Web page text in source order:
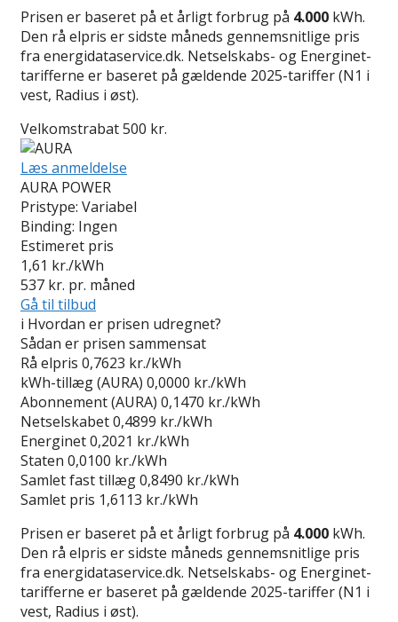
Prisen er baseret på et årligt forbrug på 4.000 kWh.
Den rå elpris er sidste måneds gennemsnitlige pris
fra energidataservice.dk. Netselskabs- og Energinet-
tarifferne er baseret på gældende 2025-tariffer (N1 i
vest, Radius i øst).
Velkomstrabat 500 kr.
Læs anmeldelse
AURA POWER
Pristype: Variabel
Binding: Ingen
Estimeret pris
1,61 kr./kWh
537 kr. pr. måned
Gå til tilbud
i Hvordan er prisen udregnet?
Sådan er prisen sammensat
Rå elpris 0,7623 kr./kWh
kWh-tillæg (AURA) 0,0000 kr./kWh
Abonnement (AURA) 0,1470 kr./kWh
Netselskabet0,4899 kr./kWh
Energinet0,2021 kr./kWh
Staten 0,0100 kr./kWh
Samlet fast tillæg0,8490 kr./kWh
Samlet pris 1,6113 kr./kWh
Prisen er baseret på et årligt forbrug på 4.000 kWh.
Den rå elpris er sidste måneds gennemsnitlige pris
fra energidataservice.dk. Netselskabs- og Energinet-
tarifferne er baseret på gældende 2025-tariffer (N1 i
vest, Radius i øst).